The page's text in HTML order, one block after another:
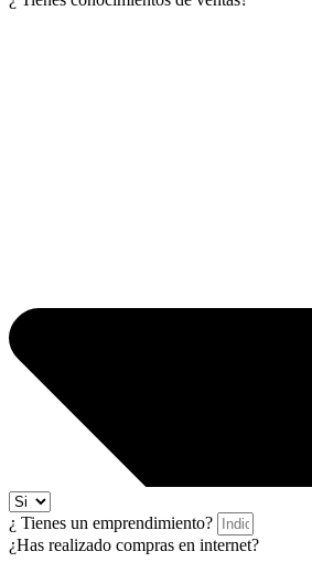
¿ Tienes un emprendimiento?
¿Has realizado compras en internet?